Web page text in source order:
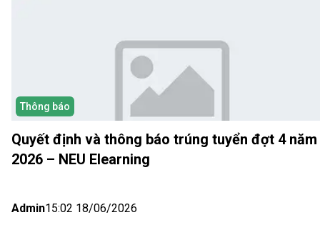
Thông báo
Quyết định và thông báo trúng tuyển đợt 4 năm
2026 – NEU Elearning
Admin15:02 18/06/2026